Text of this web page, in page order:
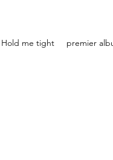
Hold me tight premier